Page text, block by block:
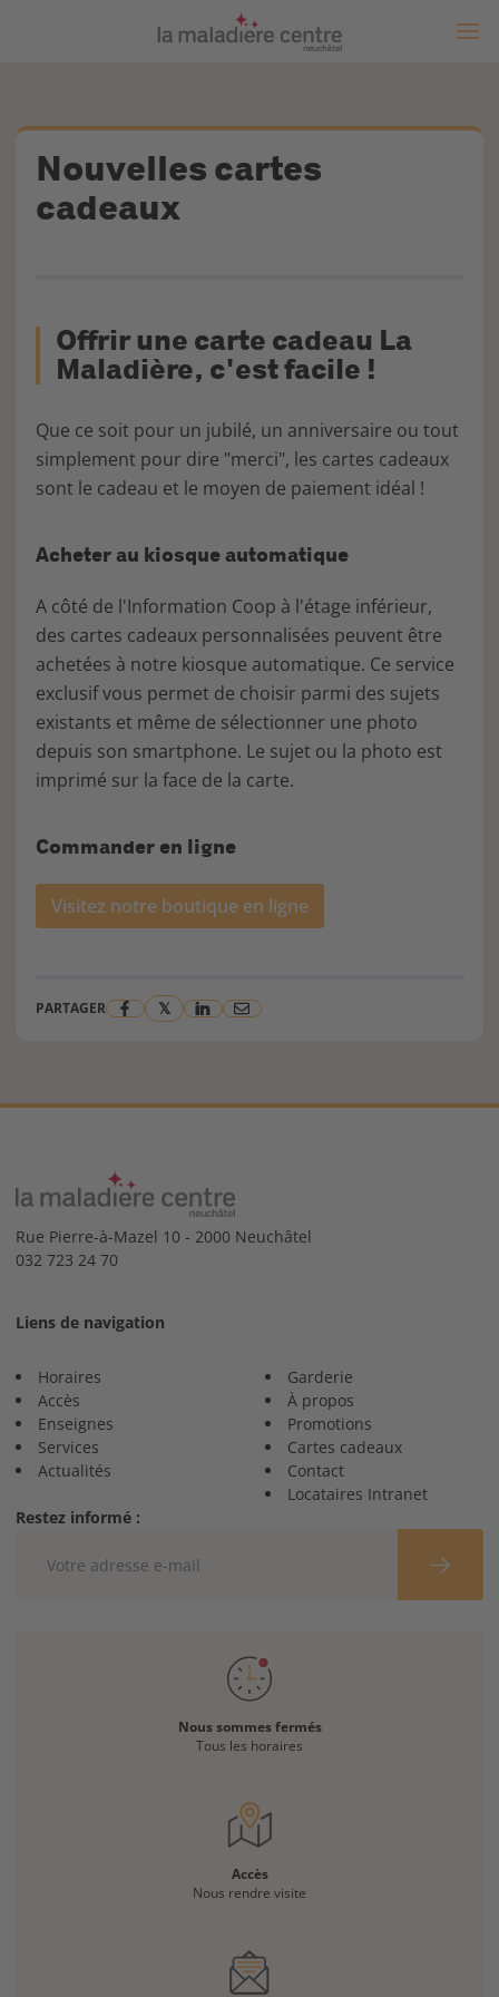
Nouvelles cartes
cadeaux
Offrir une carte cadeau La
Maladière, c'est facile !
Que ce soit pour un jubilé, un anniversaire ou tout
simplement pour dire "merci", les cartes cadeaux
sont le cadeau et le moyen de paiement idéal !
Acheter au kiosque automatique
A côté de l'Information Coop à l'étage inférieur,
des cartes cadeaux personnalisées peuvent être
achetées à notre kiosque automatique. Ce service
exclusif vous permet de choisir parmi des sujets
existants et même de sélectionner une photo
depuis son smartphone. Le sujet ou la photo est
imprimé sur la face de la carte.
Commander en ligne
Visitez notre boutique en ligne
PARTAGER 𝕏
Rue Pierre-à-Mazel 10 - 2000 Neuchâtel
032 723 24 70
Liens de navigation
Horaires
Accès
Enseignes
Services
Actualités
Garderie
À propos
Promotions
Cartes cadeaux
Contact
Locataires Intranet
Restez informé :
Nous sommes fermés
Tous les horaires
Accès
Nous rendre visite